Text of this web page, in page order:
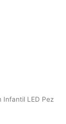
Infantil LED Pez